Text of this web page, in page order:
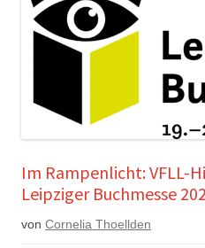
Im Rampenlicht: VFLL-
Leipziger Buchmesse
von Cornelia Thoellden